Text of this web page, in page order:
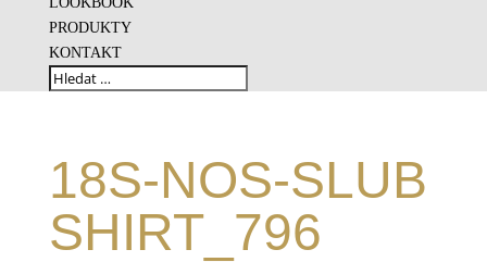
PRODUKTY
KONTAKT
18S-NOS-SLUB
SHIRT_796